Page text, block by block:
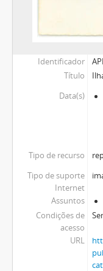
Identificador
Título
Data(s)
Tipo de recurso
Tipo de suporte
Internet
Assuntos
Condições de
acesso
URL